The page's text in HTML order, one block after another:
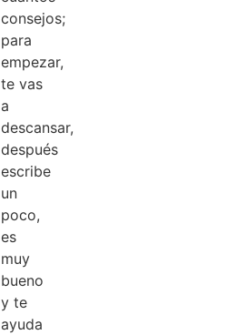
consejos;
para
empezar,
te vas
a
descansar,
después
escribe
un
poco,
es
muy
bueno
y te
ayuda